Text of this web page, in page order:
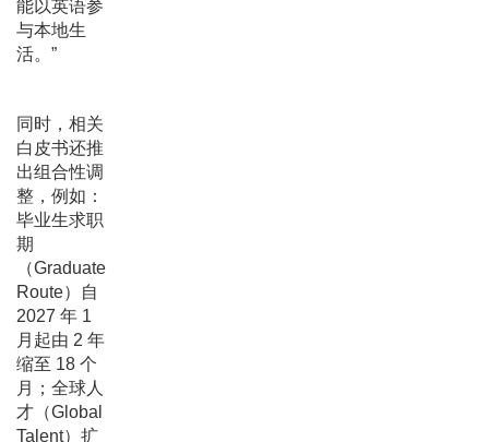
能以英语参
与本地生
活。”
同时，相关
白皮书还推
出组合性调
整，例如：
毕业生求职
期
（Graduate
Route）自
2027 年 1
月起由 2 年
缩至 18 个
月；全球人
才（Global
Talent）扩